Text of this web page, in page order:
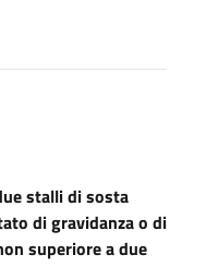
stalli di sosta
di gravidanza o di
superiore a due